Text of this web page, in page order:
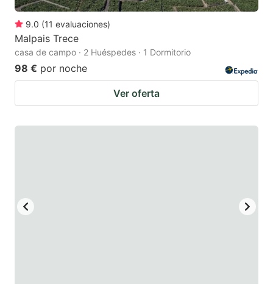
9.0 (11 evaluaciones)
Malpais Trece
casa de campo · 2 Huéspedes · 1 Dormitorio
98 € por noche
Ver oferta